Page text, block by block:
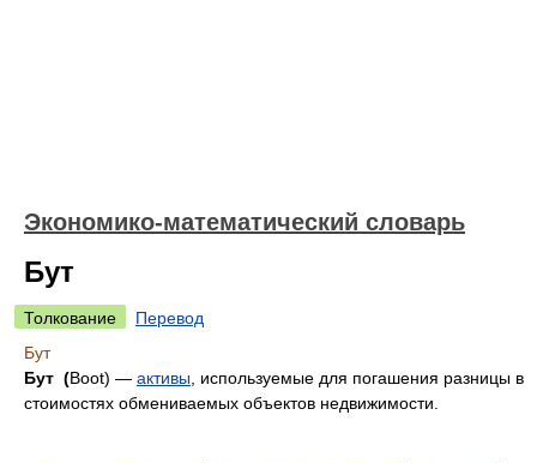
Экономико-математический словарь
Бут
Толкование
Перевод
Бут
Бут (Boot) — активы , используемые для погашения разницы в
стоимостях обмениваемых объектов недвижимости.